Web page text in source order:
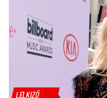
LELKIZŐ